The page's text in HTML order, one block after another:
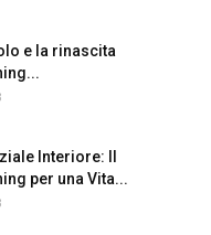
e la rinascita
Interiore: Il
per una Vita...